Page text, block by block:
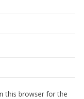
this browser for the